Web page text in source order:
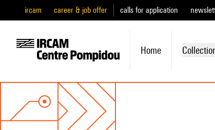
ircam career & job offer calls for application
Home